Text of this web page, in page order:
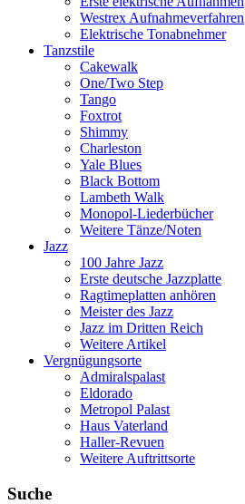
Westrex Aufnahmeverfahren
Elektrische Tonabnehmer
Tanzstile
Cakewalk
One/Two Step
Tango
Foxtrot
Shimmy
Charleston
Yale Blues
Black Bottom
Lambeth Walk
Monopol-Liederbücher
Weitere Tänze/Noten
Jazz
100 Jahre Jazz
Erste deutsche Jazzplatte
Ragtimeplatten anhören
Meister des Jazz
Jazz im Dritten Reich
Weitere Artikel
Vergnügungsorte
Admiralspalast
Eldorado
Metropol Palast
Haus Vaterland
Haller-Revuen
Weitere Auftrittsorte
Suche